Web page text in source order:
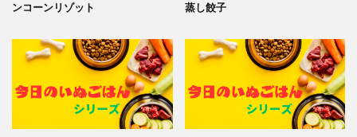
ンコーンリゾット
蒸し餃子